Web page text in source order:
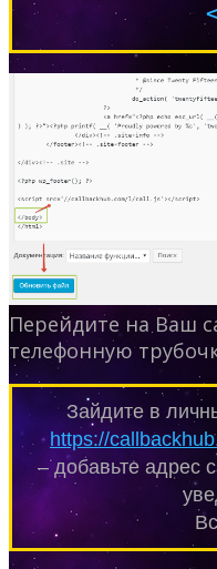
<
Перейдите на Ваш
телефонную
Зайдите в
https://
– добавьте адрес